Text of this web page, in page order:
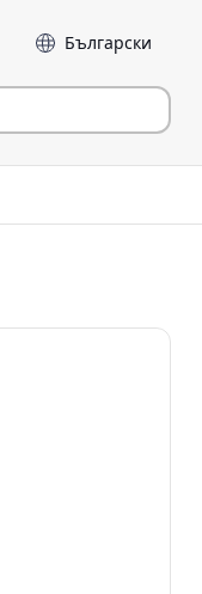
Sprog